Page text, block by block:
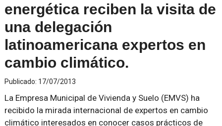
energética reciben la visita de
una delegación
latinoamericana expertos en
cambio climático.
Publicado: 17/07/2013
La Empresa Municipal de Vivienda y Suelo (EMVS) ha
recibido la mirada internacional de expertos en cambio
climático interesados en conocer casos prácticos de